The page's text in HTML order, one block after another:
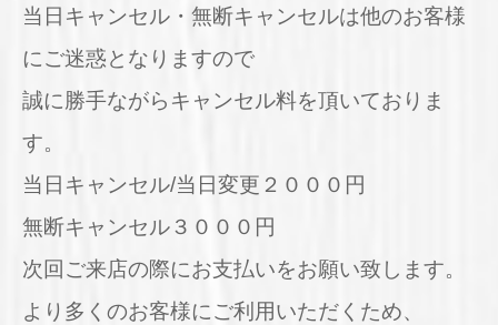
当日キャンセル・無断キャンセルは他のお客様
にご迷惑となりますので
誠に勝手ながらキャンセル料を頂いておりま
す。
当日キャンセル/当日変更２０００円
無断キャンセル３０００円
次回ご来店の際にお支払いをお願い致します。
より多くのお客様にご利用いただくため、